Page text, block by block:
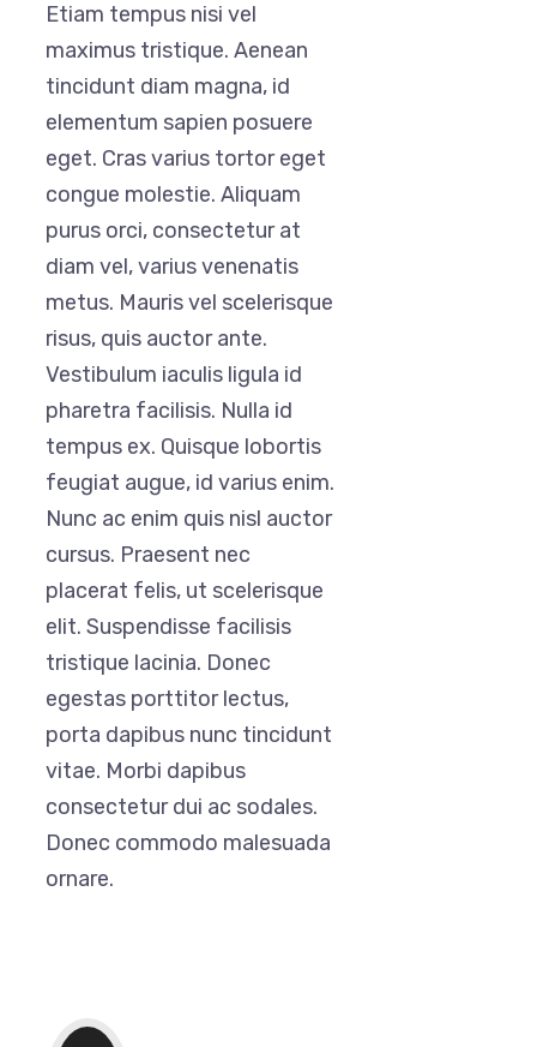
Etiam tempus nisi vel
maximus tristique. Aenean
tincidunt diam magna, id
elementum sapien posuere
eget. Cras varius tortor eget
congue molestie. Aliquam
purus orci, consectetur at
diam vel, varius venenatis
metus. Mauris vel scelerisque
risus, quis auctor ante.
Vestibulum iaculis ligula id
pharetra facilisis. Nulla id
tempus ex. Quisque lobortis
feugiat augue, id varius enim.
Nunc ac enim quis nisl auctor
cursus. Praesent nec
placerat felis, ut scelerisque
elit. Suspendisse facilisis
tristique lacinia. Donec
egestas porttitor lectus,
porta dapibus nunc tincidunt
vitae. Morbi dapibus
consectetur dui ac sodales.
Donec commodo malesuada
ornare.